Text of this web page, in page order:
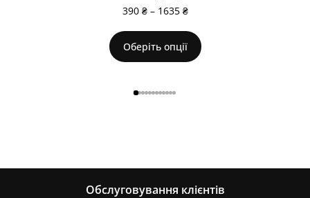
390 ₴ – 1635 ₴
Оберіть опції
Обслуговування клієнтів